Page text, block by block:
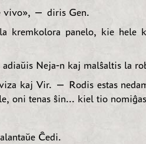
vivo», — diris Gen.
kremkolora panelo, kie hele
Neja-n kaj malŝaltis la
kaj Vir. — Rodis estas
oni tenas ŝin... kiel tio
Ĉedi.